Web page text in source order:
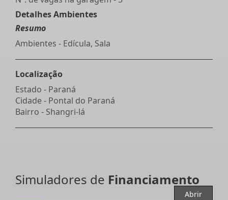
Detalhes Ambientes
Resumo
Ambientes - Edícula, Sala
Localização
Estado - Paraná
Cidade - Pontal do Paraná
Bairro - Shangri-lá
Simuladores de Financiamento
Abrir